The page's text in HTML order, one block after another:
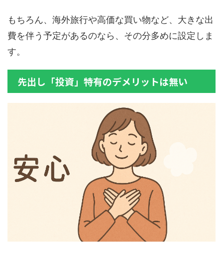
もちろん、海外旅行や高価な買い物など、大きな出
費を伴う予定があるのなら、その分多めに設定しま
す。
先出し「投資」特有のデメリットは無い